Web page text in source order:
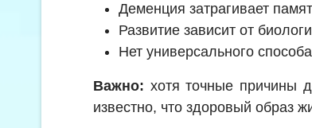
Деменция затрагивает
Развитие зависит от
Нет универсального
Важно: хотя точные причины
известно, что здоровый образ